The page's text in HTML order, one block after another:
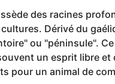
des racines
Dérivé du
ou "péninsule". Ce
un esprit libre et
pour un animal de